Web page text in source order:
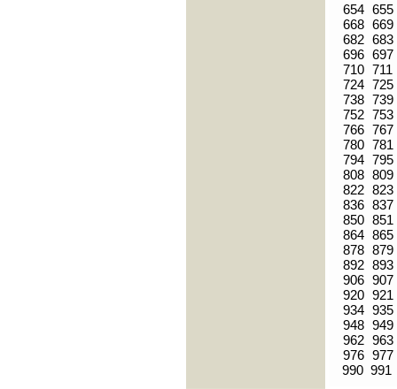
654 655
668 669
682 683
696 697
710 711
724 725
738 739
752 753
766 767
780 781
794 795
808 809
822 823
836 837
850 851
864 865
878 879
892 893
906 907
920 921
934 935
948 949
962 963
976 977
990 991